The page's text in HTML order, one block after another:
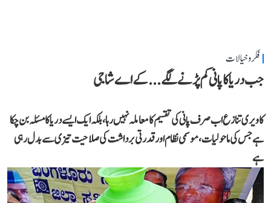
فکر و خیالات
جب دریا کا پانی کم پڑنے لگے...کے اے شاجی
کاویری تنازع اب صرف پانی کی تقسیم کا معاملہ نہیں رہا، بلکہ ایک ایسے دریا کا مسئلہ بن چکا
ہے جس کی ماحولیات، موسمی نظام اور قدرتی برداشت کی صلاحیت تیزی سے بدل رہی
ہے